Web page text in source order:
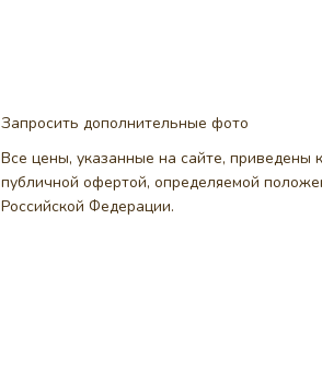
Запросить дополнительные фото
Все цены, указанные на сайте, приведены
публичной офертой, определяемой
Российской Федерации.